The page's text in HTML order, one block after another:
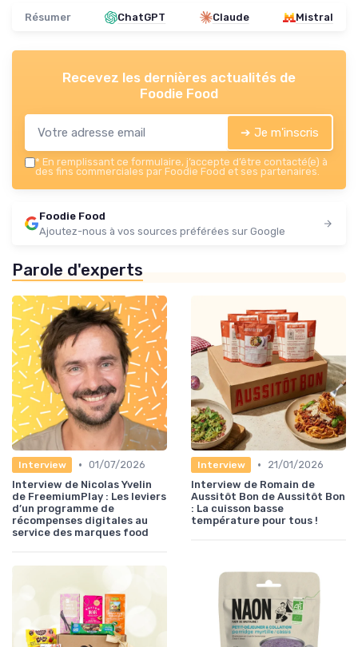
Résumer ChatGPT Claude Mistral
Recevez les dernières actualités de
Foodie Food
➔ Je m'inscris
* En remplissant ce formulaire, j’accepte d’être contacté(e) à
des fins commerciales par Foodie Food et ses partenaires.
Foodie Food
Ajoutez-nous à vos sources préférées sur Google
Parole d'experts
Interview • 01/07/2026
Interview de Nicolas Yvelin
de FreemiumPlay : Les leviers
d’un programme de
récompenses digitales au
service des marques food
Interview •
21/01/2026
Interview de Romain de
Aussitôt Bon de Aussitôt Bon
: La cuisson basse
température pour tous !